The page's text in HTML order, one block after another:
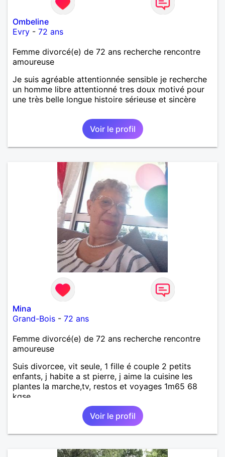
Ombeline
Evry - 72 ans
Femme divorcé(e) de 72 ans recherche rencontre
amoureuse
Je suis agréable attentionnée sensible je recherche
un homme libre attentionné tres doux motivé pour
une très belle longue histoire sérieuse et sincère
Voir le profil
Mina
Grand-Bois - 72 ans
Femme divorcé(e) de 72 ans recherche rencontre
amoureuse
Suis divorcee, vit seule, 1 fille é couple 2 petits
enfants, j habite a st pierre, j aime la cuisine les
plantes la marche,tv, restos et voyages 1m65 68
kgse
Voir le profil